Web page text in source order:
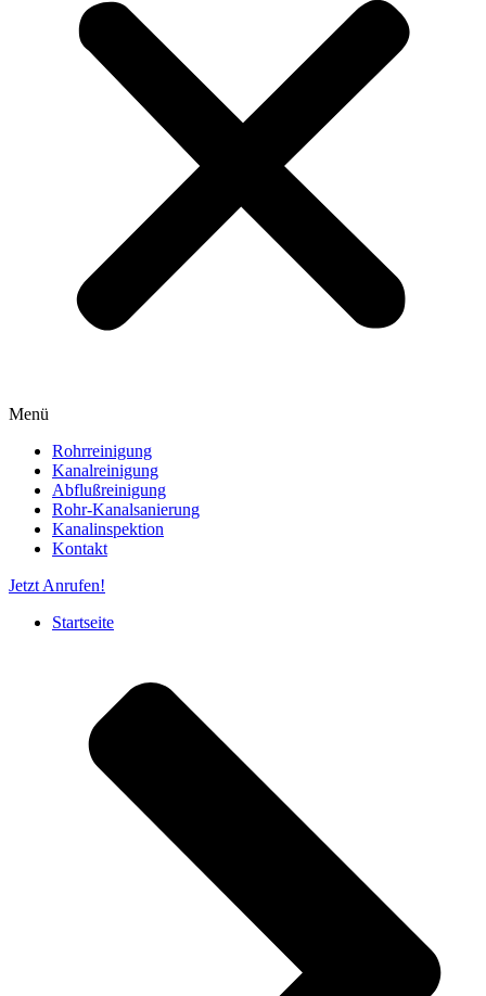
Menü
Rohrreinigung
Kanalreinigung
Abflußreinigung
Rohr-Kanalsanierung
Kanalinspektion
Kontakt
Jetzt Anrufen!
Startseite